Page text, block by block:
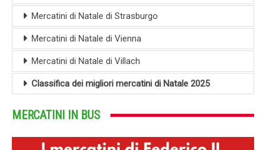
Mercatini di Natale di Strasburgo
Mercatini di Natale di Vienna
Mercatini di Natale di Villach
Classifica dei migliori mercatini di Natale 2025
MERCATINI IN BUS